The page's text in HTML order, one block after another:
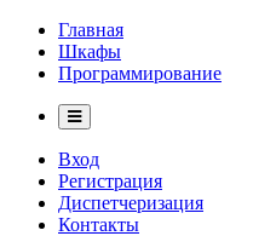
Главная
Шкафы
Программирование
Вход
Регистрация
Диспетчеризация
Контакты